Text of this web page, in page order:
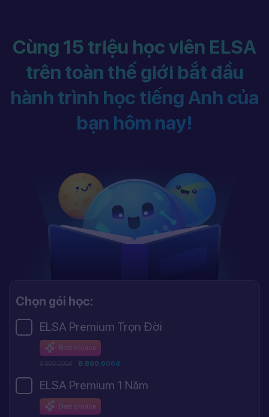
Cùng 15 triệu học viên ELSA
trên toàn thế giới bắt đầu
hành trình học tiếng Anh của
bạn hôm nay!
Chọn gói học:
ELSA Premium Trọn Đời
Best choice
8.800.000đ 8.800.000đ
ELSA Premium 1 Năm
Best choice